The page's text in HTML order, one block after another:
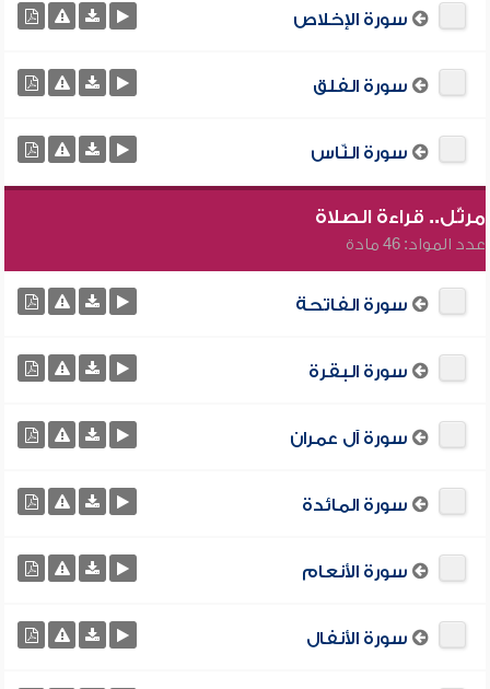
سورة الإخلاص
سورة الفلق
سورة النّاس
مرتّل.. قراءة الصلاة
عدد المواد: 46 مادة
سورة الفاتحة
سورة البقرة
سورة آل عمران
سورة المائدة
سورة الأنعام
سورة الأنفال